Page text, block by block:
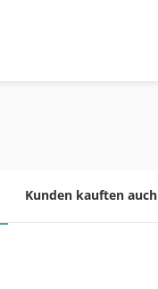
Kunden kauften auch